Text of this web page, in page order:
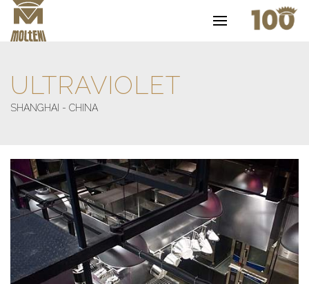
ULTRAVIOLET
SHANGHAI - CHINA